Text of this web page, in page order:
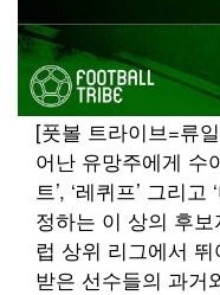
[풋볼 트라이브=류
어난 유망주에게 수
트’, ‘레퀴프’ 그리
정하는 이 상의 후
럽 상위 리그에서
받은 선수들의 과거